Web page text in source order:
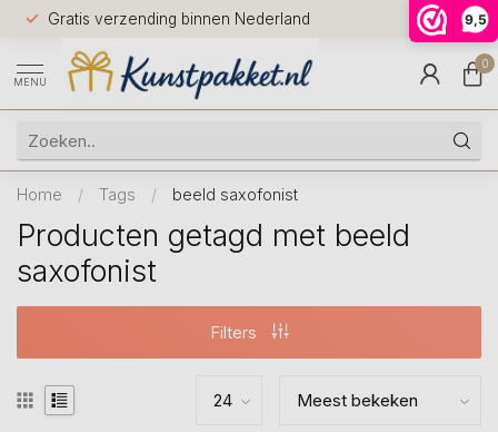
9,5
Gratis verzending binnen Nederland
Voor
huis
9.5
MENU
0
Home / Tags / beeld saxofonist
Producten getagd met beeld
saxofonist
Filters